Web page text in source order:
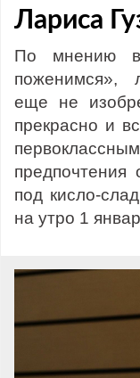
Лариса
По мнению
поженимся»,
еще не
прекрасно и
под кисло-
на утро 1